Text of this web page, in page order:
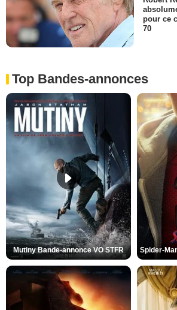
pour ce
70
Top Bandes-annonces
Mutiny Bande-annonce VO STFR